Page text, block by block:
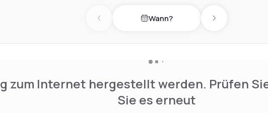
Previous day Wann? Next day
zum Internet hergestellt werden. Prüfen
Sie es erneut